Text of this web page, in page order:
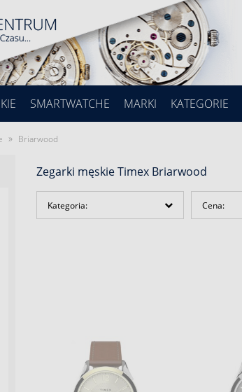
SMARTWATCHE MARKI KATEGORIE
» Briarwood
Zegarki męskie Timex Briarwood
Kategoria: Cena: